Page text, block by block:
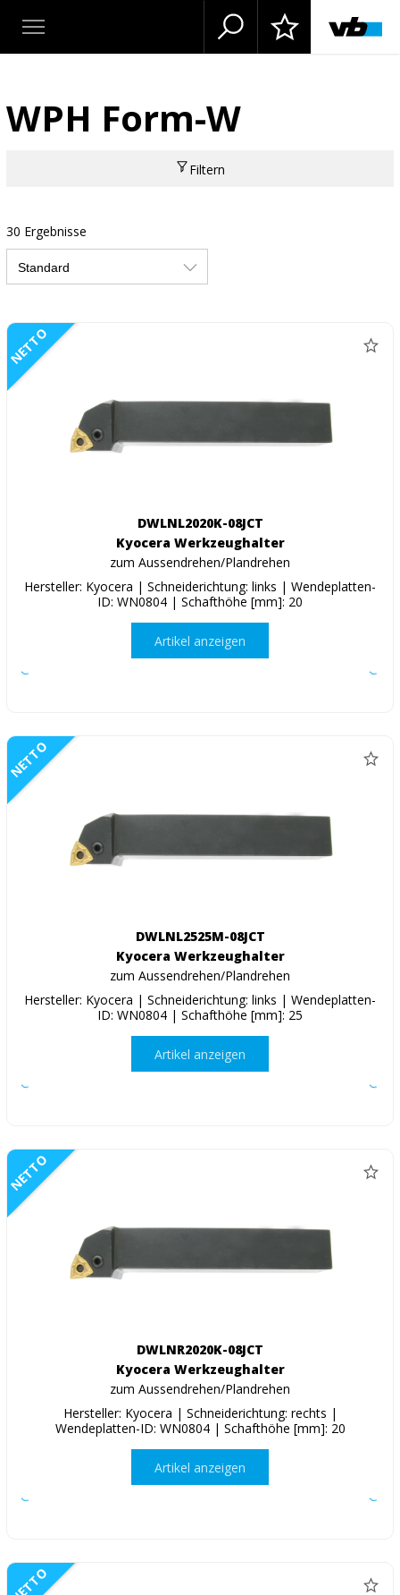
WPH Form-W
Filtern
30 Ergebnisse
NETTO
DWLNL2020K-08JCT
Kyocera Werkzeughalter
zum Aussendrehen/Plandrehen
Hersteller: Kyocera | Schneiderichtung: links | Wendeplatten-
ID: WN0804 | Schafthöhe [mm]: 20
Artikel anzeigen
NETTO
DWLNL2525M-08JCT
Kyocera Werkzeughalter
zum Aussendrehen/Plandrehen
Hersteller: Kyocera | Schneiderichtung: links | Wendeplatten-
ID: WN0804 | Schafthöhe [mm]: 25
Artikel anzeigen
NETTO
DWLNR2020K-08JCT
Kyocera Werkzeughalter
zum Aussendrehen/Plandrehen
Hersteller: Kyocera | Schneiderichtung: rechts |
Wendeplatten-ID: WN0804 | Schafthöhe [mm]: 20
Artikel anzeigen
NETTO